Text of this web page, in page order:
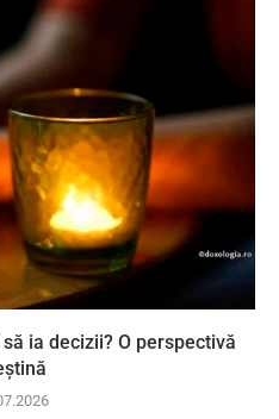
ia decizii? O perspectivă